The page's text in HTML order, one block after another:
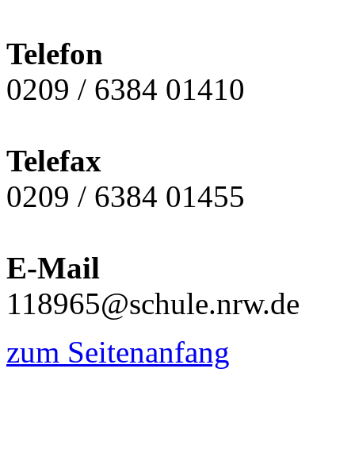
Telefon
0209 / 6384 01410
Telefax
0209 / 6384 01455
E-Mail
118965@schule.nrw.de
zum Seitenanfang